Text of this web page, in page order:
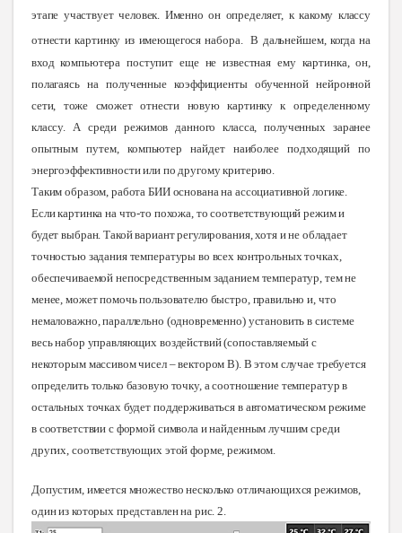
этапе участвует человек. Именно он определяет, к какому классу
отнести картинку из имеющегося набора.В дальнейшем, когда на
вход компьютера поступит еще не известная ему картинка, он,
полагаясь на полученные коэффициенты обученной нейронной
сети, тоже сможет отнести новую картинку к определенному
классу. А среди режимов данного класса, полученных заранее
опытным путем, компьютер найдет наиболее подходящий по
энергоэффективности или по другому критерию.
Таким образом, работа БИИ основана на ассоциативной логике.
Если картинка на что-то похожа, то соответствующий режим и
будет выбран. Такой вариант регулирования, хотя и не обладает
точностью задания температуры во всех контрольных точках,
обеспечиваемой непосредственным заданием температур, тем не
менее, может помочь пользователю быстро, правильно и, что
немаловажно, параллельно (одновременно) установить в системе
весь набор управляющих воздействий (сопоставляемый с
некоторым массивом чисел – вектором В). В этом случае требуется
определить только базовую точку, а соотношение температур в
остальных точках будет поддерживаться в автоматическом режиме
в соответствии с формой символа и найденным лучшим среди
других, соответствующих этой форме, режимом.
Допустим, имеется множество несколько отличающихся режимов,
один из которых представлен на рис. 2.